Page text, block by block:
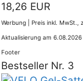
18,26 EUR
Werbung | Preis inkl. MwSt.,
Aktualisierung am 6.08.2026 |
Footer
Bestseller Nr. 3